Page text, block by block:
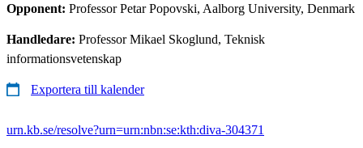
Opponent: Professor Petar Popovski, Aalborg University, Denmark
Handledare: Professor Mikael Skoglund, Teknisk
informationsvetenskap
Exportera till kalender
urn.kb.se/resolve?urn=urn:nbn:se:kth:diva-304371